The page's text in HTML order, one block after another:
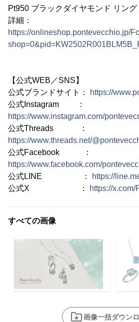
Pt950 ブラックダイヤモンド リン
詳細：
https://onlineshop.pontevecchio.jp/
【公式WEB／SNS】
公式ブランドサイト：
https://
公式Instagram ：
https://www.instagram.com/
公式Threads ：
https://www.threads.net/
公式Facebook ：
https://www.facebook.com/
公式LINE ：
https://
公式X ：
https://
すべての画像
画像一括ダウン